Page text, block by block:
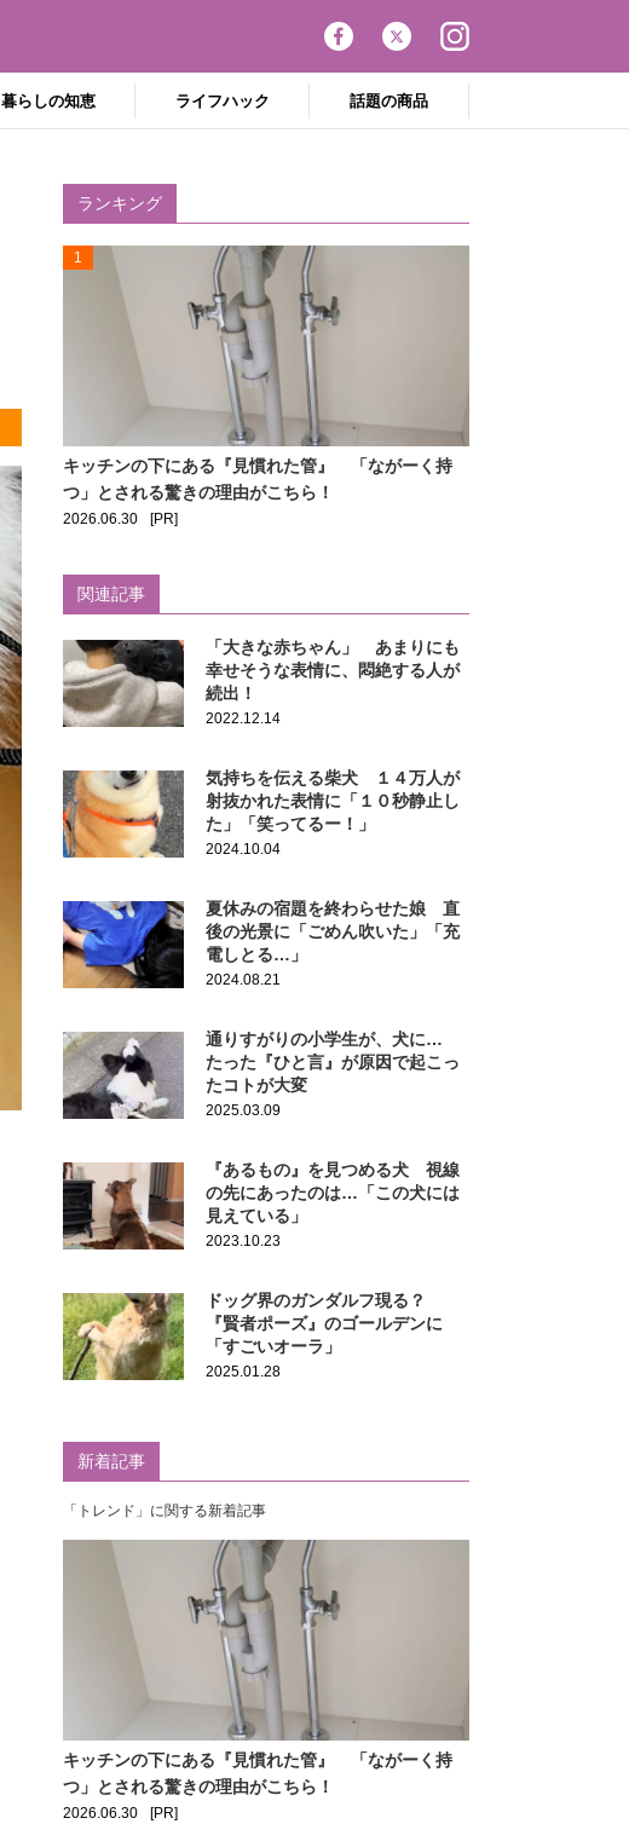
暮らしの知恵 ライフハック 話題の商品
ランキング
1
キッチンの下にある『見慣れた管』 「ながーく持
つ」とされる驚きの理由がこちら！
2026.06.30 [PR]
関連記事
「大きな赤ちゃん」 あまりにも
幸せそうな表情に、悶絶する人が
続出！
2022.12.14
気持ちを伝える柴犬 １４万人が
射抜かれた表情に「１０秒静止し
た」「笑ってるー！」
2024.10.04
夏休みの宿題を終わらせた娘 直
後の光景に「ごめん吹いた」「充
電しとる…」
2024.08.21
通りすがりの小学生が、犬に…
たった『ひと言』が原因で起こっ
たコトが大変
2025.03.09
『あるもの』を見つめる犬 視線
の先にあったのは…「この犬には
見えている」
2023.10.23
ドッグ界のガンダルフ現る？
『賢者ポーズ』のゴールデンに
「すごいオーラ」
2025.01.28
新着記事
「トレンド」に関する新着記事
キッチンの下にある『見慣れた管』 「ながーく持
つ」とされる驚きの理由がこちら！
2026.06.30 [PR]